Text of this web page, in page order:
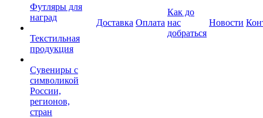
Футляры для
наград
Текстильная
продукция
Сувениры с
символикой
России,
регионов,
стран
Доставка Оплата
Как до
нас
добраться
Новости